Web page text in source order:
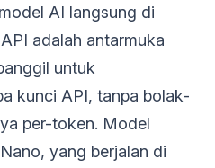
AI langsung di
adalah antarmuka
untuk
kunci API, tanpa bolak-
per-token. Model
yang berjalan di